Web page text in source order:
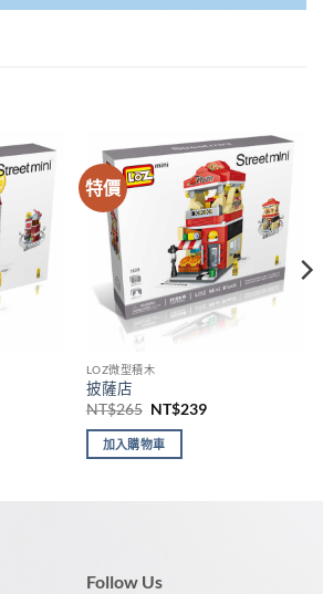
特價
LOZ微型積木
披薩店
NT$265 原
價
格：
NT$239目
加入購物車
Follow Us